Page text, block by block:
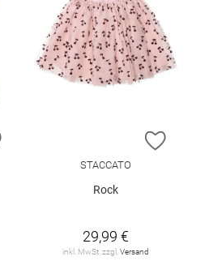
ZUR WUNSCHLISTE HINZUFÜGEN
ZUR
STACCATO
Rock
29,99 €
inkl. MwSt. zzgl. Versand